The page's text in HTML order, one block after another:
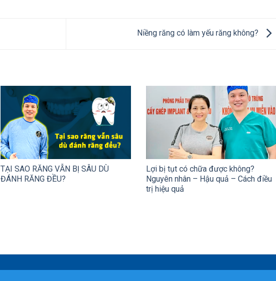
Niềng răng có làm yếu răng không?
TẠI SAO RĂNG VẪN BỊ SÂU DÙ
ĐÁNH RĂNG ĐỀU?
Lợi bị tụt có chữa được không?
Nguyên nhân – Hậu quả – Cách điều
trị hiệu quả